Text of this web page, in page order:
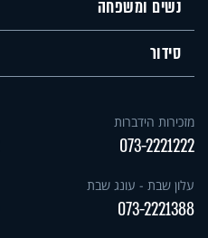
נשים ומשפחה
סידור
מזכירות הידברות
073-2221222
עלון שבת - עונג שבת
073-2221388